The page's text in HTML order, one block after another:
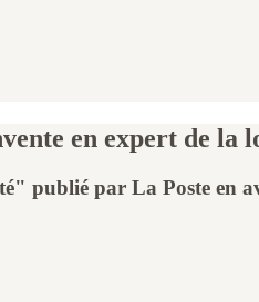
en expert de
publié par La Poste en